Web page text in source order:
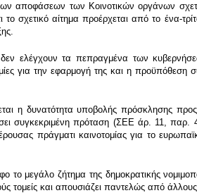
αποφάσεων των Κοινοτικών οργάνων
σχετικό αίτημα προέρχεται από το ένα-
ελέγχουν τα πεπραγμένα των
για την εφαρμογή της και η προϋπόθεση
η δυνατότητα υποβολής πρόσκλησης
συγκεκριμένη πρόταση (ΣΕΕ άρ. 11,
πράγματι καινοτομίας για το
το μεγάλο ζήτημα της δημοκρατικής
τομείς και απουσιάζει παντελώς από άλλους.